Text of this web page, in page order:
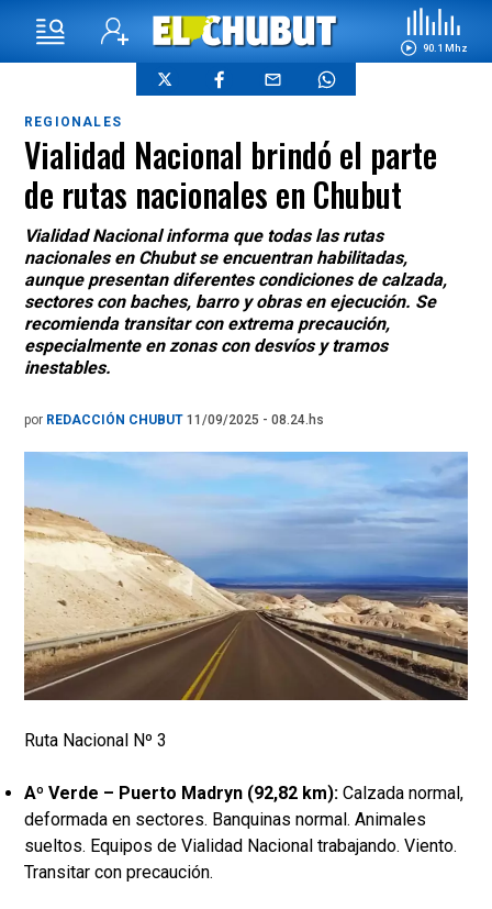
90.1 Mhz
REGIONALES
Vialidad Nacional brindó el parte
de rutas nacionales en Chubut
Vialidad Nacional informa que todas las rutas
nacionales en Chubut se encuentran habilitadas,
aunque presentan diferentes condiciones de calzada,
sectores con baches, barro y obras en ejecución. Se
recomienda transitar con extrema precaución,
especialmente en zonas con desvíos y tramos
inestables.
por REDACCIÓN CHUBUT 11/09/2025 - 08.24.hs
Ruta Nacional Nº 3
Aº Verde – Puerto Madryn (92,82 km): Calzada normal,
deformada en sectores. Banquinas normal. Animales
sueltos. Equipos de Vialidad Nacional trabajando. Viento.
Transitar con precaución.